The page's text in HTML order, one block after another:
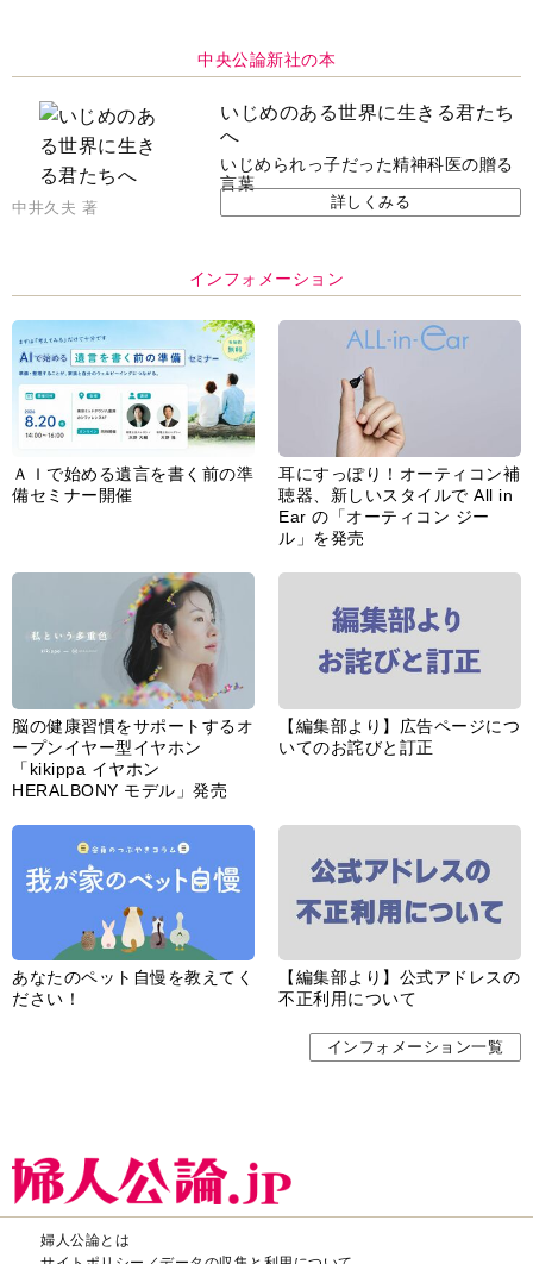
中央公論新社の本
いじめのある世界に生きる君たち
へ
いじめられっ子だった精神科医の贈る
言葉
中井久夫 著 詳しくみる
インフォメーション
ＡＩで始める遺言を書く前の準
備セミナー開催
耳にすっぽり！オーティコン補
聴器、新しいスタイルで All in
Ear の「オーティコン ジー
ル」を発売
脳の健康習慣をサポートするオ
ープンイヤー型イヤホン
「kikippa イヤホン
HERALBONY モデル」発売
【編集部より】広告ページにつ
いてのお詫びと訂正
あなたのペット自慢を教えてく
ださい！
【編集部より】公式アドレスの
不正利用について
インフォメーション一覧
婦人公論とは